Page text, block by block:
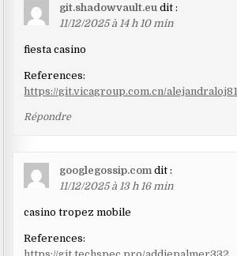
git.shadowvault.eu dit :
11/12/2025 à 14 h 10 min
fiesta casino
References:
https://git.vicagroup.com.cn/alejandraloj81
Répondre
googlegossip.com dit :
11/12/2025 à 13 h 16 min
casino tropez mobile
References:
https://git.techspec.pro/addiepalmer332